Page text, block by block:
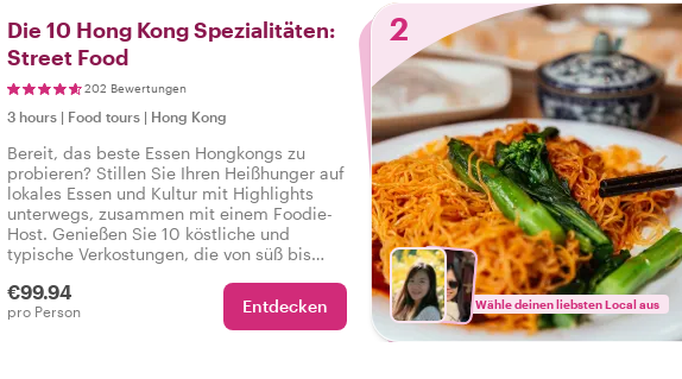
Die 10 Hong Kong Spezialitäten:
Street Food
202 Bewertungen
3 hours | Food tours | Hong Kong
Bereit, das beste Essen Hongkongs zu
probieren? Stillen Sie Ihren Heißhunger auf
lokales Essen und Kultur mit Highlights
unterwegs, zusammen mit einem Foodie-
Host. Genießen Sie 10 köstliche und
typische Verkostungen, die von süß bis
leckeren Food-Tour in Hongkong.
€99.94
pro Person Entdecken
2
Wähle deinen liebsten Local aus